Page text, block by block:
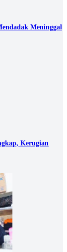
Meninggal
Kerugian